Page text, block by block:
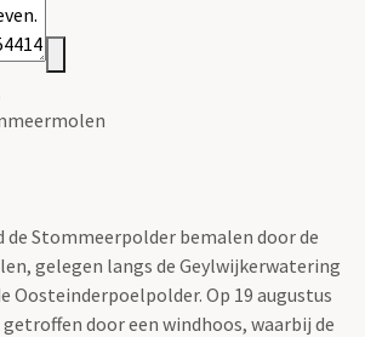
Stommeerpolder bemalen door de
gelegen langs de Geylwijkerwatering
Oosteinderpoelpolder. Op 19 augustus
getroffen door een windhoos, waarbij de